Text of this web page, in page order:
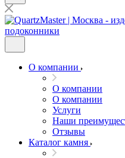
О компании
О компании
О компании
Услуги
Наши
Отзывы
Каталог камня